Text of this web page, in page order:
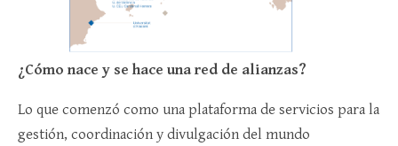
¿Cómo nace y se hace una red de alianzas?
Lo que comenzó como una plataforma de servicios para la
gestión, coordinación y divulgación del mundo